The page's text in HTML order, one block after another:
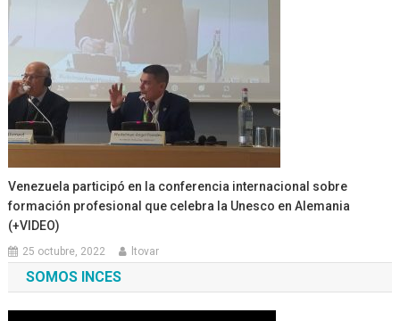
Venezuela participó en la conferencia internacional sobre
formación profesional que celebra la Unesco en Alemania
(+VIDEO)
25 octubre, 2022 ltovar
SOMOS INCES